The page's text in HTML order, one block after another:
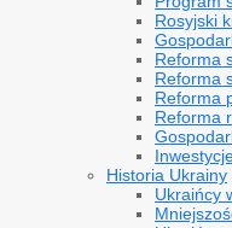
Rosyjski
Reforma
Reforma
Reforma
Reforma
Historia Ukrainy
Ukraińcy